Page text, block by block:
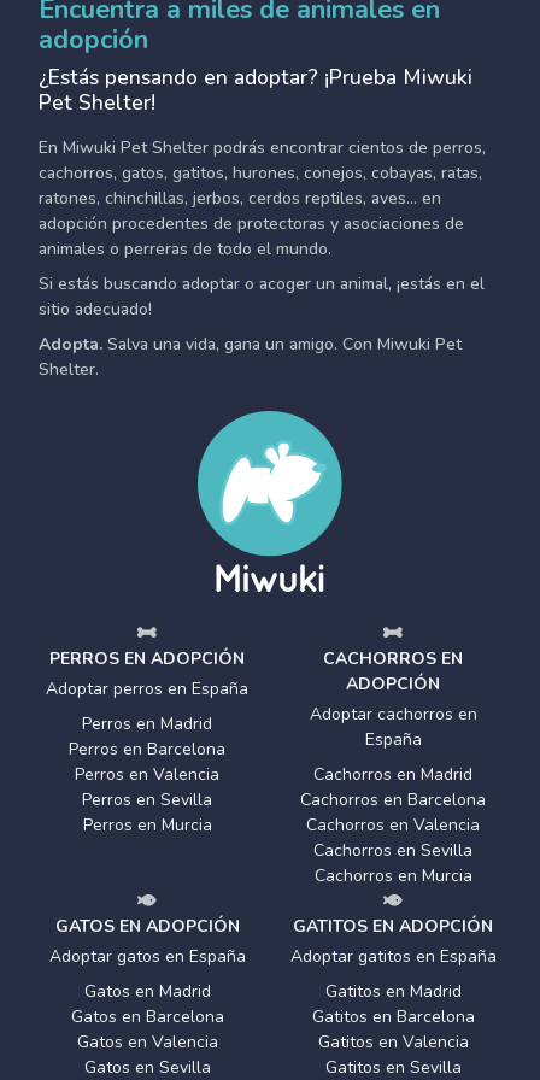
Encuentra a miles de animales en
adopción
¿Estás pensando en adoptar? ¡Prueba Miwuki
Pet Shelter!
En Miwuki Pet Shelter podrás encontrar cientos de perros,
cachorros, gatos, gatitos, hurones, conejos, cobayas, ratas,
ratones, chinchillas, jerbos, cerdos reptiles, aves... en
adopción procedentes de protectoras y asociaciones de
animales o perreras de todo el mundo.
Si estás buscando adoptar o acoger un animal, ¡estás en el
sitio adecuado!
Adopta. Salva una vida, gana un amigo. Con Miwuki Pet
Shelter.
PERROS EN ADOPCIÓN
Adoptar perros en España
Perros en Madrid
Perros en Barcelona
Perros en Valencia
Perros en Sevilla
Perros en Murcia
CACHORROS EN
ADOPCIÓN
Adoptar cachorros en
España
Cachorros en Madrid
Cachorros en Barcelona
Cachorros en Valencia
Cachorros en Sevilla
Cachorros en Murcia
GATOS EN ADOPCIÓN
Adoptar gatos en España
Gatos en Madrid
Gatos en Barcelona
Gatos en Valencia
Gatos en Sevilla
GATITOS EN ADOPCIÓN
Adoptar gatitos en España
Gatitos en Madrid
Gatitos en Barcelona
Gatitos en Valencia
Gatitos en Sevilla